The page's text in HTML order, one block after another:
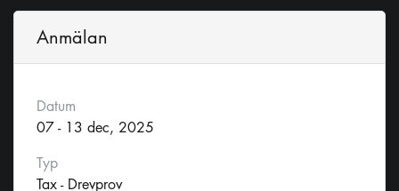
Anmälan
Datum
07 - 13 dec, 2025
Typ
Tax - Drevprov